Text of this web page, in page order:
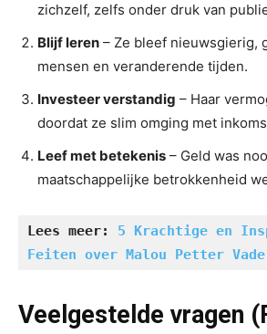
zichzelf, zelfs onder druk van
Blijf leren – Ze bleef nieuwsgierig,
mensen en veranderende tijden.
Investeer verstandig – Haar
doordat ze slim omging met
Leef met betekenis – Geld was
maatschappelijke betrokkenheid
Lees meer: 5 Krachtige en
Feiten over Malou Petter
Veelgestelde vragen